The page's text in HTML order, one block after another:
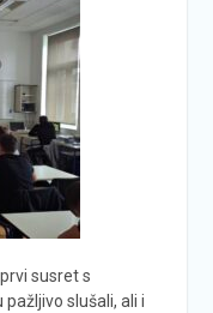
susret s
slušali, ali i